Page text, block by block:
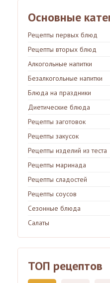
Основные
Рецепты первых блюд
Рецепты вторых блюд
Алкогольные напитки
Безалкогольные напитки
Блюда на праздники
Диетические блюда
Рецепты заготовок
Рецепты закусок
Рецепты изделий из теста
Рецепты маринада
Рецепты сладостей
Рецепты соусов
Сезонные блюда
Салаты
ТОП рецептов